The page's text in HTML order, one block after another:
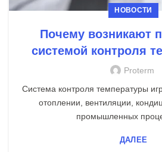
НОВОСТИ
Почему возникают
системой контроля
Proterm
Система контроля температуры
отоплении, вентиляции,
промышленных
ДАЛЕЕ